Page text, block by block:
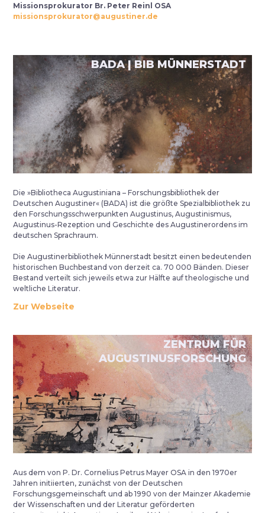
Missionsprokurator Br. Peter Reinl OSA
missionsprokurator@augustiner.de
BADA | BIB MÜNNERSTADT
Die »Bibliotheca Augustiniana – Forschungsbibliothek der
Deutschen Augustiner« (BADA) ist die größte Spezialbibliothek zu
den Forschungsschwerpunkten Augustinus, Augustinismus,
Augustinus-Rezeption und Geschichte des Augustinerordens im
deutschen Sprachraum.
Die Augustinerbibliothek Münnerstadt besitzt einen bedeutenden
historischen Buchbestand von derzeit ca. 70 000 Bänden. Dieser
Bestand verteilt sich jeweils etwa zur Hälfte auf theologische und
weltliche Literatur.
Zur Webseite
ZENTRUM FÜR
AUGUSTINUSFORSCHUNG
Aus dem von P. Dr. Cornelius Petrus Mayer OSA in den 1970er
Jahren initiierten, zunächst von der Deutschen
Forschungsgemeinschaft und ab 1990 von der Mainzer Akademie
der Wissenschaften und der Literatur geförderten